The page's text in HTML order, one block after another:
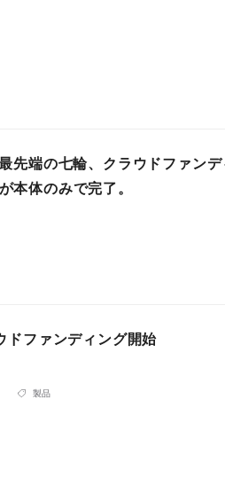
先端の七輪、クラウドファンデ
本体のみで完了。
ファンディング開始
製品